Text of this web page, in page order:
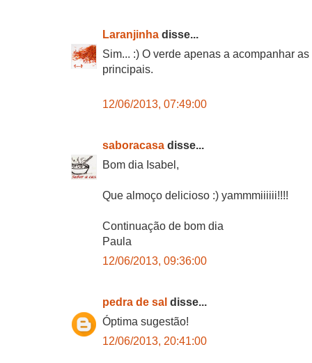
Laranjinha disse...
Sim... :) O verde apenas a acompanhar
principais.
12/06/2013, 07:49:00
saboracasa disse...
Bom dia Isabel,
Que almoço delicioso :) yammmiiiiii!!!!
Continuação de bom dia
Paula
12/06/2013, 09:36:00
pedra de sal disse...
Óptima sugestão!
12/06/2013, 20:41:00